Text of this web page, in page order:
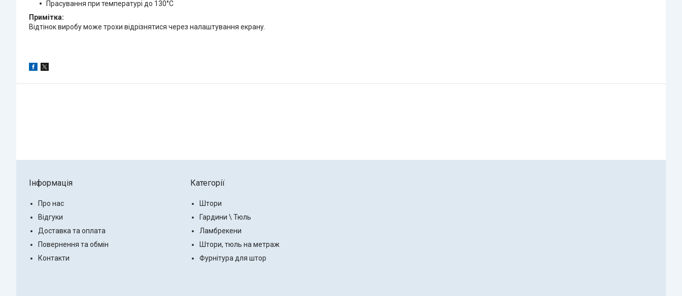
Прасування при температурі до 130°C
Примітка:
Відтінок виробу може трохи відрізнятися через налаштування екрану.
Інформація
Про нас
Відгуки
Доставка та оплата
Повернення та обмін
Контакти
Категорії
Штори
Гардини \ Тюль
Ламбрекени
Штори, тюль на метраж
Фурнітура для штор